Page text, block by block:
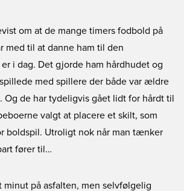
om at de mange timers fodbold på
med til at danne ham til den
i dag. Det gjorde ham hårdhudet og
med spillere der både var ældre
Og de har tydeligvis gået lidt for hårdt til
valgt at placere et skilt, som
boldspil. Utroligt nok når man tænker
fører til…
minut på asfalten, men selvfølgelig